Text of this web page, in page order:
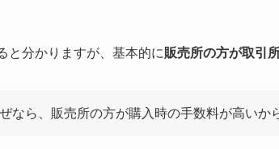
と分かりますが、基本的に販売所の方が取引
なら、販売所の方が購入時の手数料が高いか